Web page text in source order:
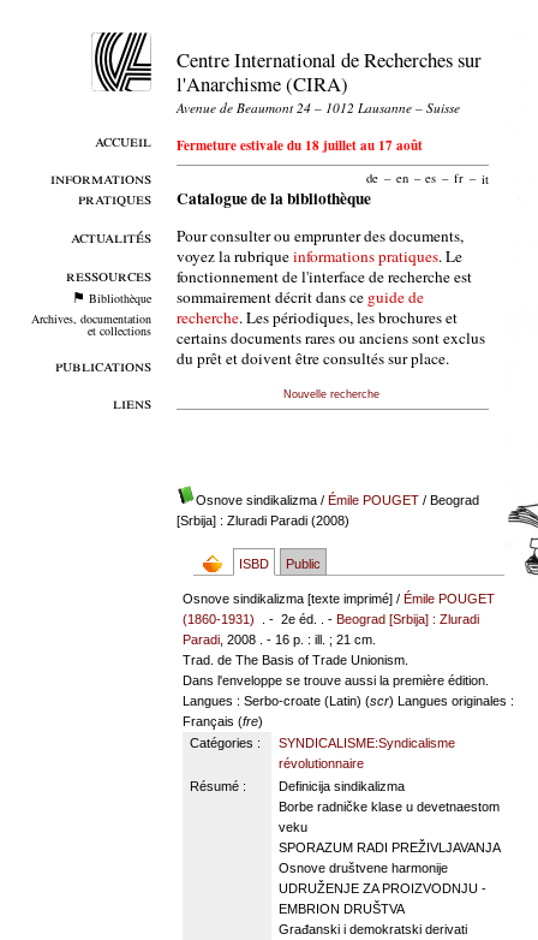
accueil
informations
pratiques
actualités
ressources
Bibliothèque
Archives, documentation
et collections
publications
liens
Centre International de Recherches sur
l'Anarchisme (CIRA)
Avenue de Beaumont 24 – 1012 Lausanne – Suisse
Fermeture estivale du 18 juillet au 17 août
de – en – es – fr – it
Catalogue de la bibliothèque
Pour consulter ou emprunter des documents,
voyez la rubriqueinformations pratiques. Le
fonctionnement de l'interface de recherche est
sommairement décrit dans ce guide de
recherche. Les périodiques, les brochures et
certains documents rares ou anciens sont exclus
du prêt et doivent être consultés sur place.
Nouvelle recherche
Osnove sindikalizma/ Émile POUGET/ Beograd
[Srbija] : Zluradi Paradi (2008)
ISBD Public
Osnove sindikalizma [texte imprimé] /Émile POUGET
(1860-1931)
. - 2e éd. . -Beograd [Srbija] : Zluradi
Paradi , 2008 . - 16 p. : ill. ; 21 cm.
Trad. de The Basis of Trade Unionism.
Dans l'enveloppe se trouve aussi la première édition.
Langues : Serbo-croate (Latin) (scr)Langues originales :
Français (fre)
Catégories :
SYNDICALISME:Syndicalisme
révolutionnaire
Résumé :
Definicija sindikalizma
Borbe radničke klase u devetnaestom
veku
SPORAZUM RADI PREŽIVLJAVANJA
Osnove društvene harmonije
UDRUŽENJE ZA PROIZVODNJU -
EMBRION DRUŠTVA
Građanski i demokratski derivati